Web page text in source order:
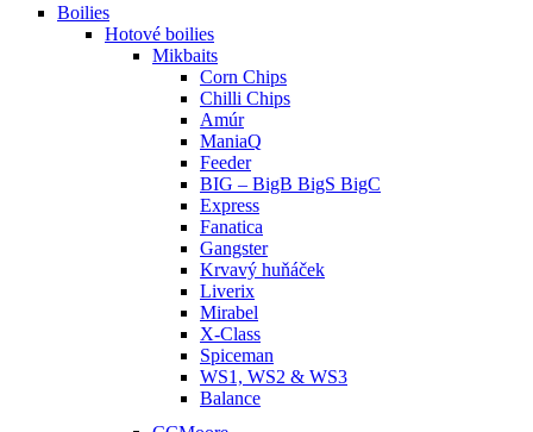
Boilies
Hotové boilies
Mikbaits
Corn Chips
Chilli Chips
Amúr
ManiaQ
Feeder
BIG – BigB BigS BigC
Express
Fanatica
Gangster
Krvavý huňáček
Liverix
Mirabel
X-Class
Spiceman
WS1, WS2 & WS3
Balance